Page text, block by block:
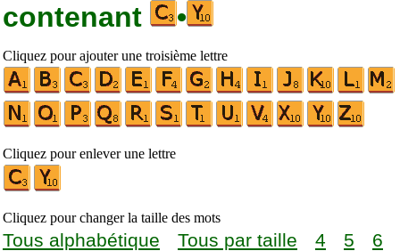
contenant
•
Cliquez pour ajouter une troisième lettre
Cliquez pour enlever une lettre
Cliquez pour changer la taille des mots
Tous alphabétique Tous par taille 4 5
6